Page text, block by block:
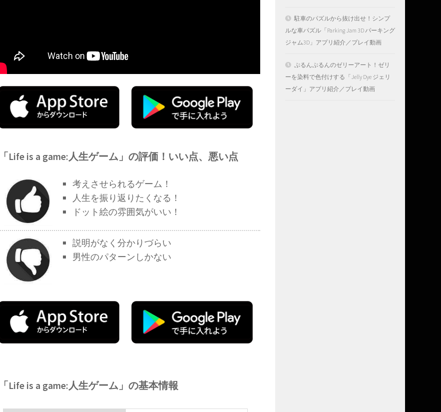
「Life is a game:人生ゲーム」の評価！いい点、悪い点
考えさせられるゲーム！
人生を振り返りたくなる！
ドット絵の雰囲気がいい！
説明がなく分かりづらい
男性のパターンしかない
「Life is a game:人生ゲーム」の基本情報
駐車のパズルから抜け出せ！シンプ
ルな車パズル「Parking Jam 3D パーキング
ジャム3D」アプリ紹介／プレイ動画
ぷるんぷるんのゼリーアート！ゼリ
ーを染料で色付けする「Jelly Dye ジェリ
ーダイ」アプリ紹介／プレイ動画